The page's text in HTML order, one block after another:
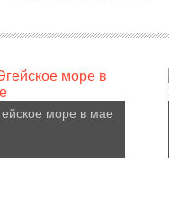
море в мае